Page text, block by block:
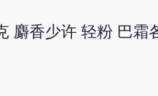
麝香少许 轻粉 巴霜